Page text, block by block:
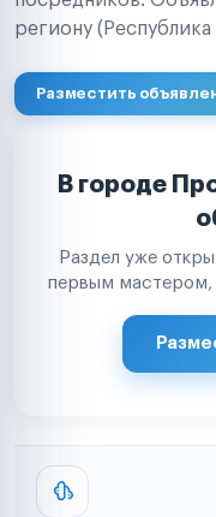
региону (Республика
Разместить
В городе
Раздел уже
первым мастером,